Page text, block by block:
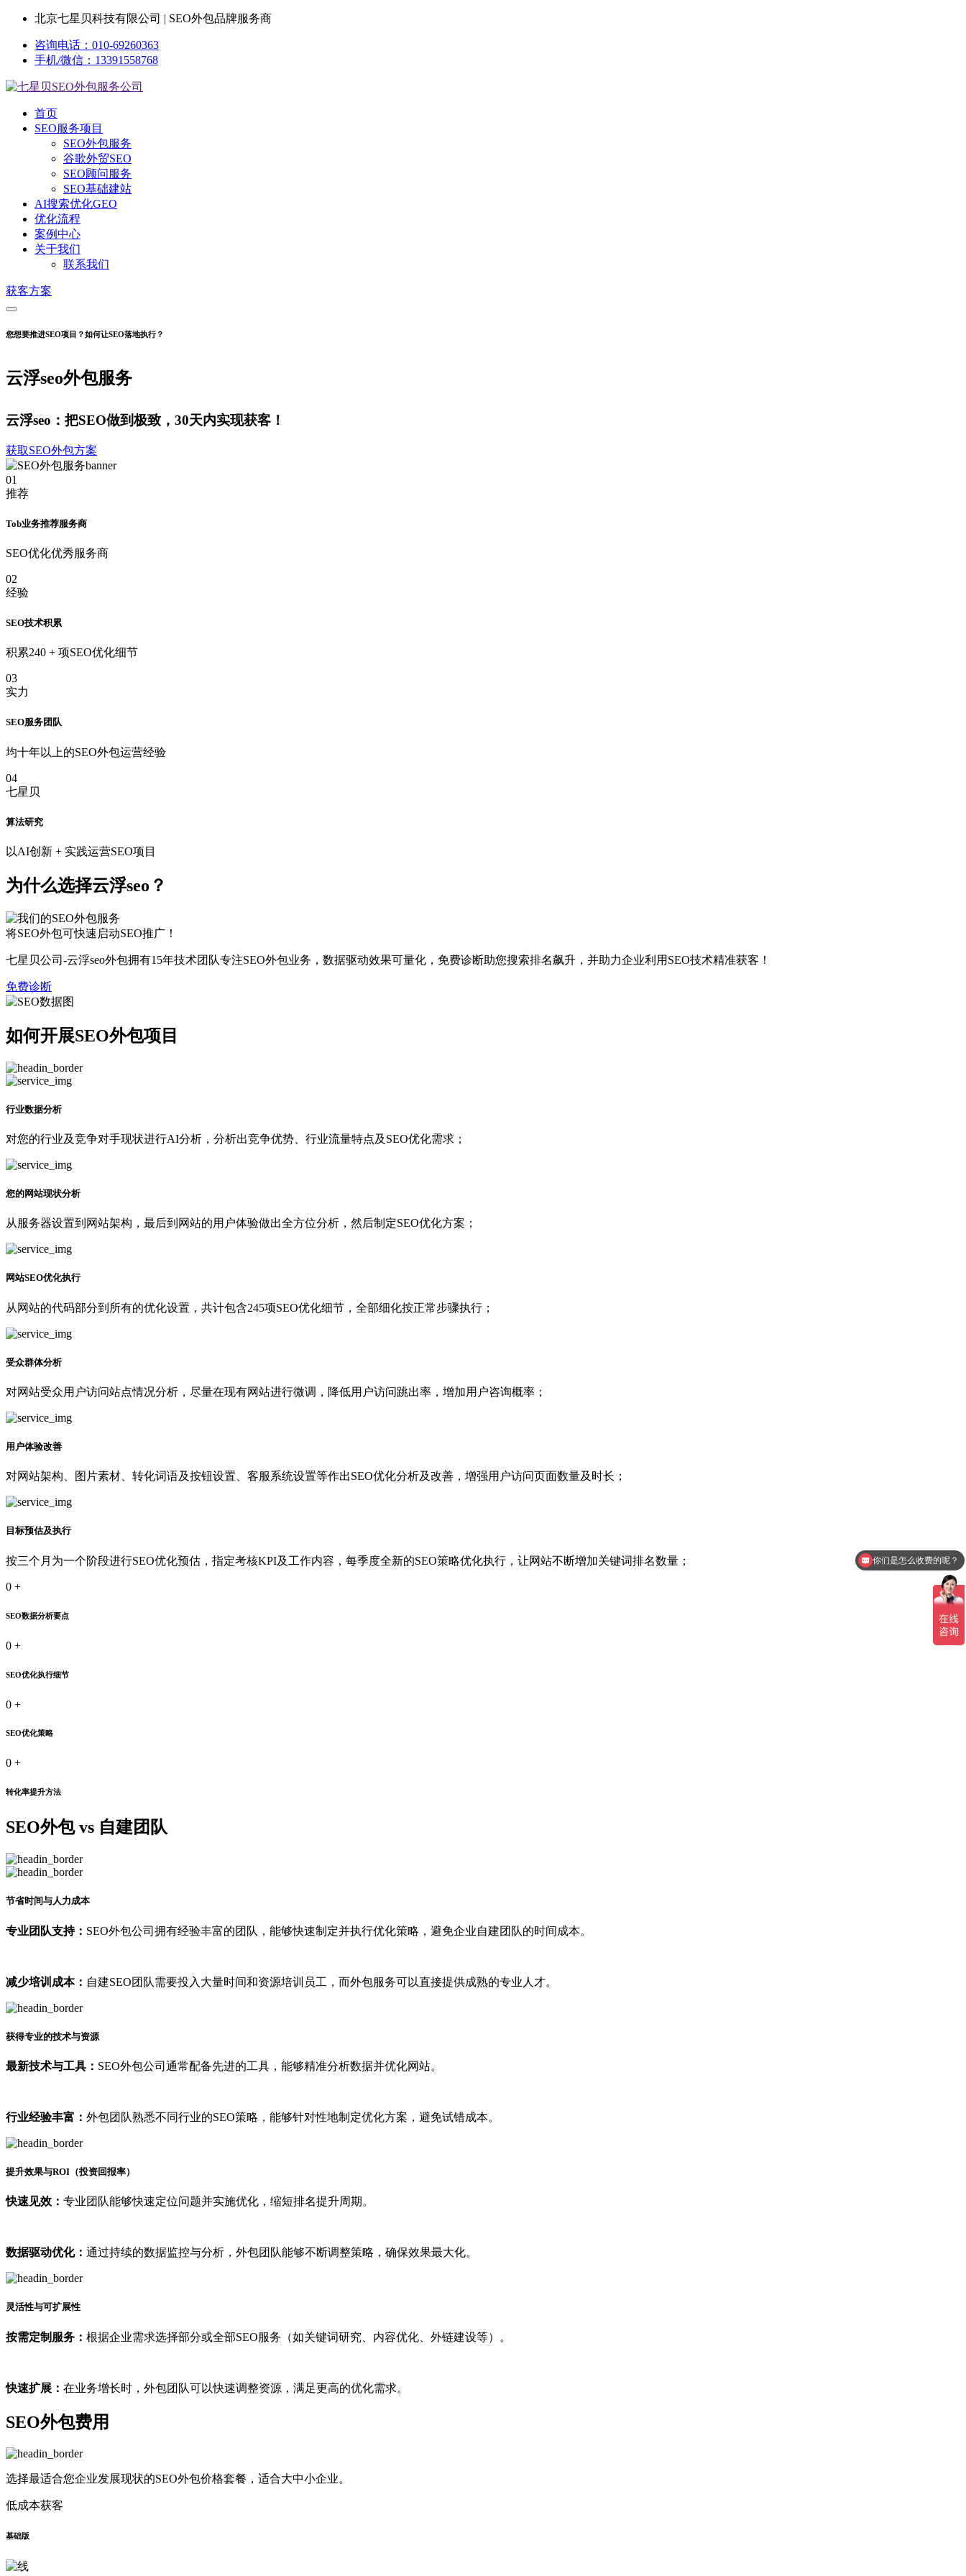
北京七星贝科技有限公司 | SEO外包品牌服务商
咨询电话：010-69260363
手机/微信：13391558768
首页
SEO服务项目
SEO外包服务
谷歌外贸SEO
SEO顾问服务
SEO基础建站
AI搜索优化GEO
优化流程
案例中心
关于我们
联系我们
获客方案
您想要推进SEO项目？如何让SEO落地执行？
云浮seo外包服务
云浮seo：把SEO做到极致，30天内实现获客！
获取SEO外包方案
01
推荐
Tob业务推荐服务商
SEO优化优秀服务商
02
经验
SEO技术积累
积累240 + 项SEO优化细节
03
实力
SEO服务团队
均十年以上的SEO外包运营经验
04
七星贝
算法研究
以AI创新 + 实践运营SEO项目
为什么选择云浮seo？
将SEO外包可快速启动SEO推广！
七星贝公司-云浮seo外包拥有15年技术团队专注SEO外包业务，数据驱动效果可量化，免费诊断助您搜索排名飙升，并助力企业利用SEO技术精准获客！
免费诊断
如何开展SEO外包项目
行业数据分析
对您的行业及竞争对手现状进行AI分析，分析出竞争优势、行业流量特点及SEO优化需求；
您的网站现状分析
从服务器设置到网站架构，最后到网站的用户体验做出全方位分析，然后制定SEO优化方案；
网站SEO优化执行
从网站的代码部分到所有的优化设置，共计包含245项SEO优化细节，全部细化按正常步骤执行；
受众群体分析
对网站受众用户访问站点情况分析，尽量在现有网站进行微调，降低用户访问跳出率，增加用户咨询概率；
用户体验改善
对网站架构、图片素材、转化词语及按钮设置、客服系统设置等作出SEO优化分析及改善，增强用户访问页面数量及时长；
目标预估及执行
按三个月为一个阶段进行SEO优化预估，指定考核KPI及工作内容，每季度全新的SEO策略优化执行，让网站不断增加关键词排名数量；
0 +
SEO数据分析要点
0 +
SEO优化执行细节
0 +
SEO优化策略
0 +
转化率提升方法
SEO外包 vs 自建团队
节省时间与人力成本
专业团队支持： SEO外包公司拥有经验丰富的团队，能够快速制定并执行优化策略，避免企业自建团队的时间成本。
减少培训成本： 自建SEO团队需要投入大量时间和资源培训员工，而外包服务可以直接提供成熟的专业人才。
获得专业的技术与资源
最新技术与工具： SEO外包公司通常配备先进的工具，能够精准分析数据并优化网站。
行业经验丰富： 外包团队熟悉不同行业的SEO策略，能够针对性地制定优化方案，避免试错成本。
提升效果与ROI（投资回报率）
快速见效： 专业团队能够快速定位问题并实施优化，缩短排名提升周期。
数据驱动优化： 通过持续的数据监控与分析，外包团队能够不断调整策略，确保效果最大化。
灵活性与可扩展性
按需定制服务： 根据企业需求选择部分或全部SEO服务（如关键词研究、内容优化、外链建设等）。
快速扩展： 在业务增长时，外包团队可以快速调整资源，满足更高的优化需求。
SEO外包费用
选择最适合您企业发展现状的SEO外包价格套餐，适合大中小企业。
低成本获客
基础版
你们是怎么收费的呢？